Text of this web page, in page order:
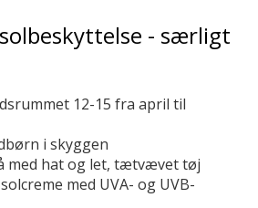
- særligt
12-15 fra april til
i skyggen
med hat og let, tætvævet tøj
med UVA- og UVB-